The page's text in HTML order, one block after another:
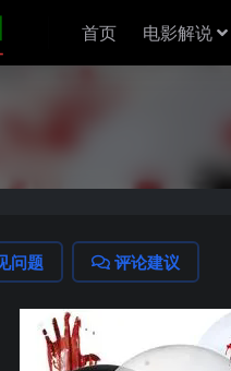
首页 电影解说
问题 评论建议